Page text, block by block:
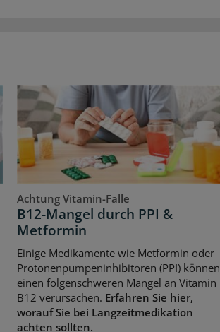
Achtung Vitamin-Falle
B12-Mangel durch PPI &
Metformin
Einige Medikamente wie Metformin oder
Protonenpumpeninhibitoren (PPI) können
einen folgenschweren Mangel an Vitamin
B12 verursachen. Erfahren Sie hier,
worauf Sie bei Langzeitmedikation
achten sollten.